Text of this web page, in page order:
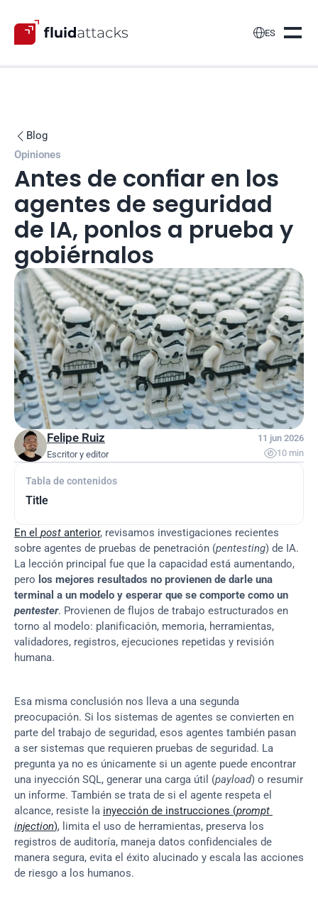
ES
Tabla de contenidos
Title
 Blog
Opiniones
Antes de confiar en los
agentes de seguridad
de IA, ponlos a prueba y
gobiérnalos
Felipe Ruiz
Escritor y editor
11 jun 2026
10 min
En el post anterior, revisamos investigaciones recientes
sobre agentes de pruebas de penetración (pentesting) de IA.
La lección principal fue que la capacidad está aumentando,
pero los mejores resultados no provienen de darle una
pentester. Provienen de flujos de trabajo estructurados en
torno al modelo: planificación, memoria, herramientas,
validadores, registros, ejecuciones repetidas y revisión
humana.
Esa misma conclusión nos lleva a una segunda
preocupación. Si los sistemas de agentes se convierten en
parte del trabajo de seguridad, esos agentes también pasan
a ser sistemas que requieren pruebas de seguridad. La
pregunta ya no es únicamente si un agente puede encontrar
una inyección SQL, generar una carga útil (payload) o resumir
un informe. También se trata de si el agente respeta el
alcance, resiste la inyección de instrucciones (prompt
injection), limita el uso de herramientas, preserva los
registros de auditoría, maneja datos confidenciales de
manera segura, evita el éxito alucinado y escala las acciones
de riesgo a los humanos.